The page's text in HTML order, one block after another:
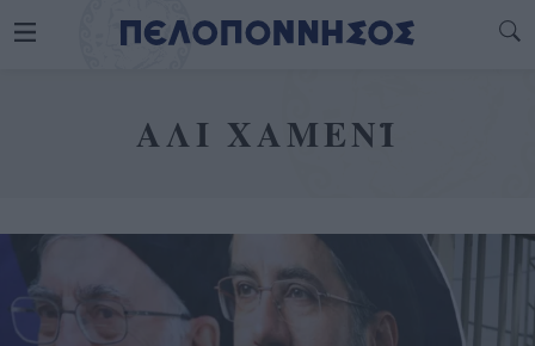
ΑΛΙ ΧΑΜΕΝΪ